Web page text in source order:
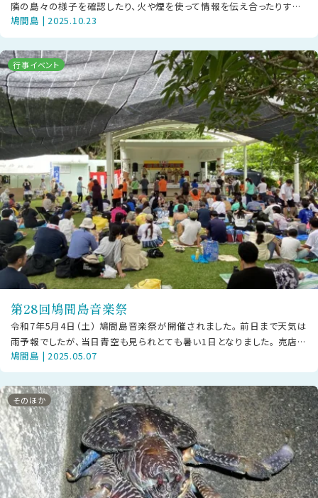
隣の島々の様子を確認したり、火や煙を使って情報を伝え合ったりする
ために設けられた「物見台（ものみ
鳩間島 | 2025.10.23
行事イベント
第28回鳩間島音楽祭
令和7年5月4日（土） 鳩間島音楽祭が開催されました。 前日まで天気は
雨予報でしたが、当日青空も見られとても暑い1日となりました。 売店や
鳩間島のグッズも多く販
鳩間島 | 2025.05.07
そのほか